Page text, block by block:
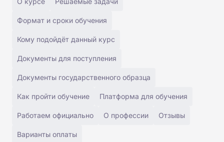
Формат и сроки обучения
Кому подойдёт данный курс
Документы для поступления
Документы государственного образца
Как пройти обучение Платформа для обучения
Работаем официально О профессии Отзывы
Варианты оплаты